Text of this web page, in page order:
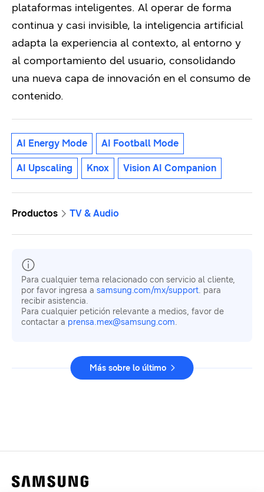
plataformas inteligentes. Al operar de forma
continua y casi invisible, la inteligencia artificial
adapta la experiencia al contexto, al entorno y
al comportamiento del usuario, consolidando
una nueva capa de innovación en el consumo de
contenido.
AI Energy Mode AI Football Mode
AI Upscaling Knox Vision AI Companion
Productos TV & Audio
Para cualquier tema relacionado con servicio al cliente,
por favor ingresa a samsung.com/mx/support. para
recibir asistencia.
Para cualquier petición relevante a medios, favor de
contactar a prensa.mex@samsung.com.
Más sobre lo último